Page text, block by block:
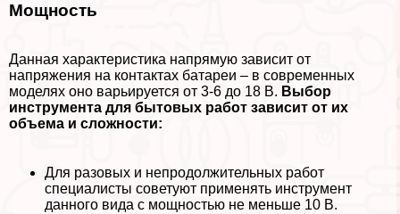
Мощность
Данная хаpaктеристика напрямую зависит от
напряжения на контактах батареи – в современных
моделях оно варьируется от 3-6 до 18 В. Выбор
инструмента для бытовых работ зависит от их
объема и сложности:
Для разовых и непродолжительных работ
специалисты советуют применять инструмент
данного вида с мощностью не меньше 10 В.